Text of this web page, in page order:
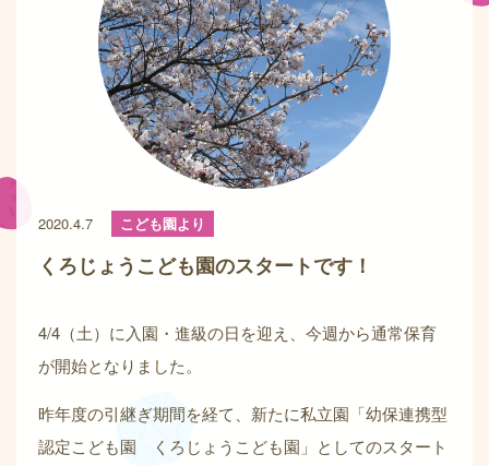
2020.4.7 こども園より
くろじょうこども園のスタートです！
4/4（土）に入園・進級の日を迎え、今週から通常保育
が開始となりました。
昨年度の引継ぎ期間を経て、新たに私立園「幼保連携型
認定こども園 くろじょうこども園」としてのスタート